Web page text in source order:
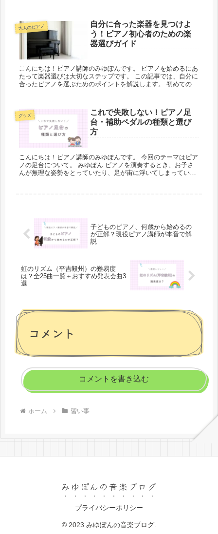
大人のピアノ
自分に合った楽器を見つけよ
う！ピアノ初心者のための楽
器選びガイド
こんにちは！ピアノ講師のみゆぽんです。 ピアノを始めるにあ
たって楽器選びは大切なステップです。 この記事では、自分に
合ったピアノを選ぶためのポイントを解説します。 初めてのピ
グッズ
これで失敗しない！ピアノ足
台・補助ペダルの種類と選び
方
こんにちは！ピアノ講師のみゆぽんです。 今回のテーマはピア
ノの足台について。 みゆぽん ピアノを演奏するとき、お子さ
んが無理な姿勢をとっていたり、足が宙に浮いてしまっている
子どものピアノ、何歳から始めるの
が正解？現役ピアノ講師が本音で解
説
虹のリズム（平吉毅州）の難易度
は？全25曲一覧＋おすすめ発表会曲3
選
コメント
コメントを書き込む
ホーム 習い事
みゆぽんの音楽ブログ
プライバシーポリシー
© 2023 みゆぽんの音楽ブログ.